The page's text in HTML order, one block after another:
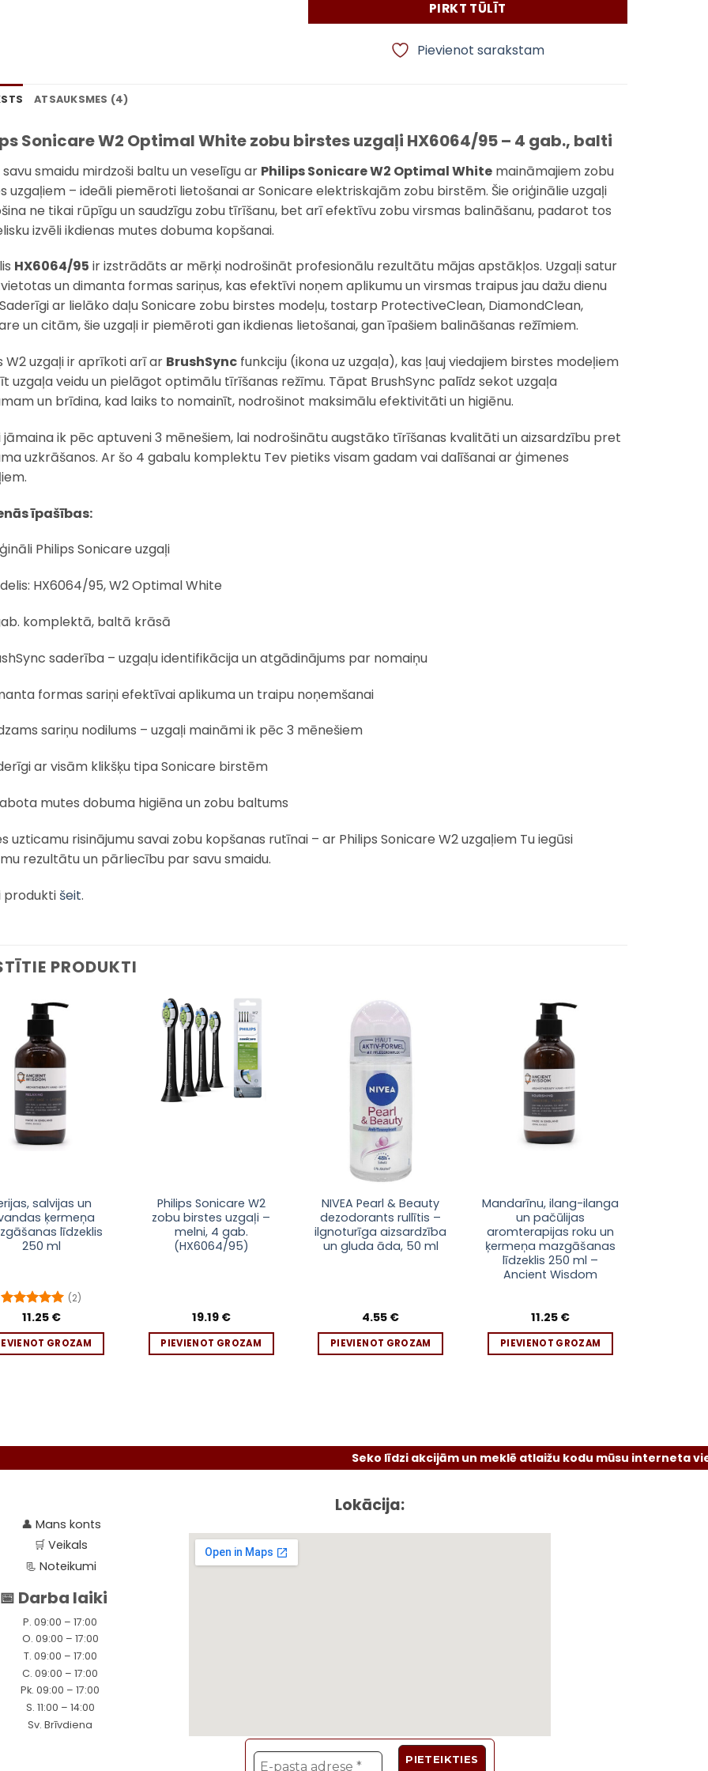
PIRKT TŪLĪT
Pievienot sarakstam
ATSAUKSMES (4)
Sonicare W2 Optimal White zobu birstes uzgaļi HX6064/95 – 4 gab., balti
savu smaidu mirdzoši baltu un veselīgu ar Philips Sonicare W2 Optimal White maināmajiem zobu
uzgaļiem – ideāli piemēroti lietošanai ar Sonicare elektriskajām zobu birstēm. Šie oriģinālie uzgaļi
ne tikai rūpīgu un saudzīgu zobu tīrīšanu, bet arī efektīvu zobu virsmas balināšanu, padarot tos
izvēli ikdienas mutes dobuma kopšanai.
HX6064/95 ir izstrādāts ar mērķi nodrošināt profesionālu rezultātu mājas apstākļos. Uzgaļi satur
un dimanta formas sariņus, kas efektīvi noņem aplikumu un virsmas traipus jau dažu dienu
ar lielāko daļu Sonicare zobu birstes modeļu, tostarp ProtectiveClean, DiamondClean,
un citām, šie uzgaļi ir piemēroti gan ikdienas lietošanai, gan īpašiem balināšanas režīmiem.
W2 uzgaļi ir aprīkoti arī ar BrushSync funkciju (ikona uz uzgaļa), kas ļauj viedajiem birstes modeļiem
uzgaļa veidu un pielāgot optimālu tīrīšanas režīmu. Tāpat BrushSync palīdz sekot uzgaļa
un brīdina, kad laiks to nomainīt, nodrošinot maksimālu efektivitāti un higiēnu.
jāmaina ik pēc aptuveni 3 mēnešiem, lai nodrošinātu augstāko tīrīšanas kvalitāti un aizsardzību pret
uzkrāšanos. Ar šo 4 gabalu komplektu Tev pietiks visam gadam vai dalīšanai ar ģimenes
īpašības:
Philips Sonicare uzgaļi
HX6064/95, W2 Optimal White
komplektā, baltā krāsā
saderība – uzgaļu identifikācija un atgādinājums par nomaiņu
formas sariņi efektīvai aplikuma un traipu noņemšanai
sariņu nodilums – uzgaļi maināmi ik pēc 3 mēnešiem
ar visām klikšķu tipa Sonicare birstēm
mutes dobuma higiēna un zobu baltums
uzticamu risinājumu savai zobu kopšanas rutīnai – ar Philips Sonicare W2 uzgaļiem Tu iegūsi
rezultātu un pārliecību par savu smaidu.
produkti šeit.
PRODUKTI
sarakstam
salvijas un
ķermeņa
līdzeklis
250 ml
Novērtēts
(2)
11.25 €
GROZAM
Pievienot
sarakstam
Philips Sonicare W2
zobu birstes uzgaļi –
melni, 4 gab.
(HX6064/95)
19.19 €
PIEVIENOT GROZAM
Pievienot
sarakstam
NIVEA Pearl & Beauty
dezodorants rullītis –
ilgnoturīga aizsardzība
un gluda āda, 50 ml
4.55 €
PIEVIENOT GROZAM
sarakstam
Mandarīnu, ilang-ilanga
un pačūlijas
aromterapijas roku un
ķermeņa mazgāšanas
līdzeklis 250 ml –
Ancient Wisdom
11.25 €
PIEVIENOT GROZAM
Seko līdzi akcijām un meklē atlaižu kodu mūsu interneta vietnē
👤 Mans konts
🛒Veikals
📃Noteikumi
📅 Darba laiki
P. 09:00 – 17:00
O. 09:00 – 17:00
T. 09:00 – 17:00
C. 09:00 – 17:00
Pk. 09:00 – 17:00
S. 11:00 – 14:00
Sv. Brīvdiena
Lokācija: